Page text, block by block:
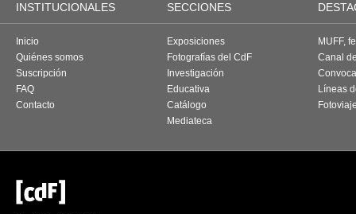
INSTITUCIONALES SECCIONES
Inicio
Quiénes somos
Suscripción
FAQ
Contacto
Exposiciones
Fotografías del CdF
Investigación
Educativa
Catálogo
Mediateca
MUFF,
Canal
Líneas